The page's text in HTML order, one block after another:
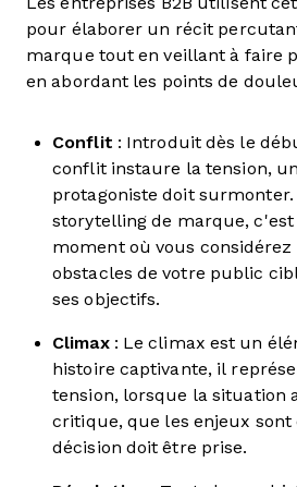
pour élaborer un récit
marque tout en veillant à faire
en abordant les points de
Conflit : Introduit dès le
conflit instaure la tension,
protagoniste doit surmonter.
storytelling de marque,
moment où vous
obstacles de votre public
ses objectifs.
Climax: Le climax est un
histoire captivante, il
tension, lorsque la situation
critique, que les enjeux sont
décision doit être prise.